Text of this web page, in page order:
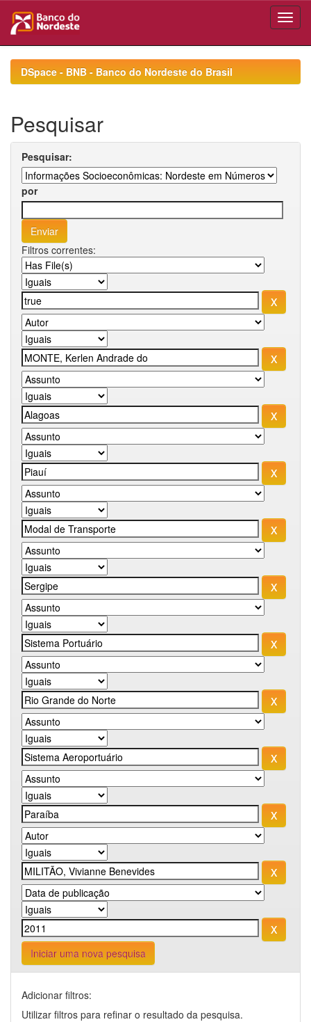
navigationDSpace - BNB - Banco do Nordeste do Brasil
Pesquisar
Pesquisar:
por
Filtros correntes:
Iniciar uma nova pesquisa
Adicionar filtros:
Utilizar filtros para refinar o resultado da pesquisa.